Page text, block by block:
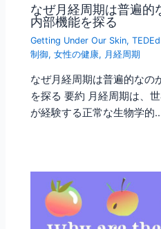
なぜ月経周期は普遍的
内部機能を探る
Getting Under Our Skin,TEDEd
制御,女性の健康, 月経周期
なぜ月経周期は普遍的なの
を探る 要約 月経周期は、
が経験する正常な生物学的